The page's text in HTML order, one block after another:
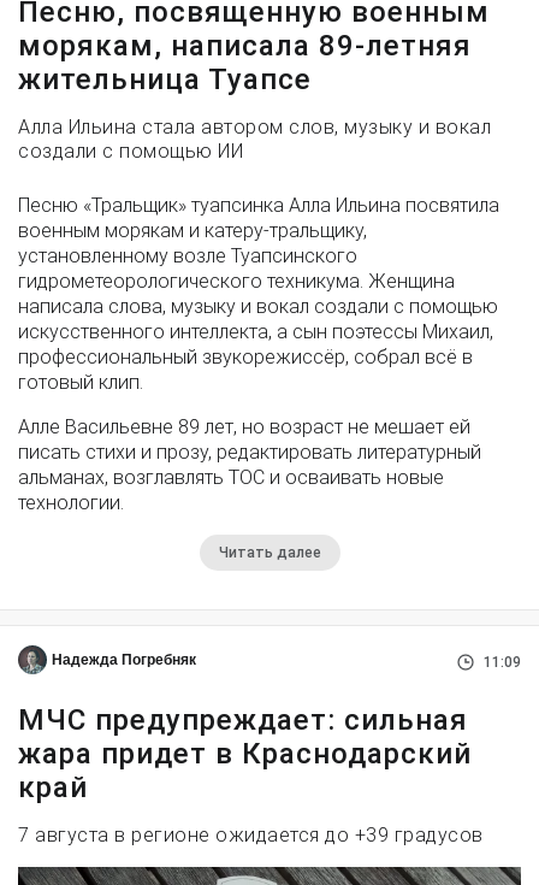
Песню, посвященную военным
морякам, написала 89-летняя
жительница Туапсе
Алла Ильина стала автором слов, музыку и вокал
создали с помощью ИИ
Песню «Тральщик» туапсинка Алла Ильина посвятила
военным морякам и катеру-тральщику,
установленному возле Туапсинского
гидрометеорологического техникума. Женщина
написала слова, музыку и вокал создали с помощью
искусственного интеллекта, а сын поэтессы Михаил,
профессиональный звукорежиссёр, собрал всё в
готовый клип.
Алле Васильевне 89 лет, но возраст не мешает ей
писать стихи и прозу, редактировать литературный
альманах, возглавлять ТОС и осваивать новые
технологии.
Читать далее
Надежда Погребняк 11:09
МЧС предупреждает: сильная
жара придет в Краснодарский
край
7 августа в регионе ожидается до +39 градусов